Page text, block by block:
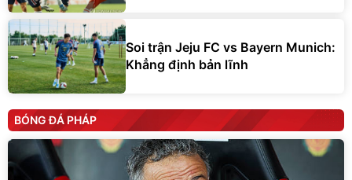
Soi trận Jeju FC vs Bayern Munich:
Khẳng định bản lĩnh
BÓNG ĐÁ PHÁP